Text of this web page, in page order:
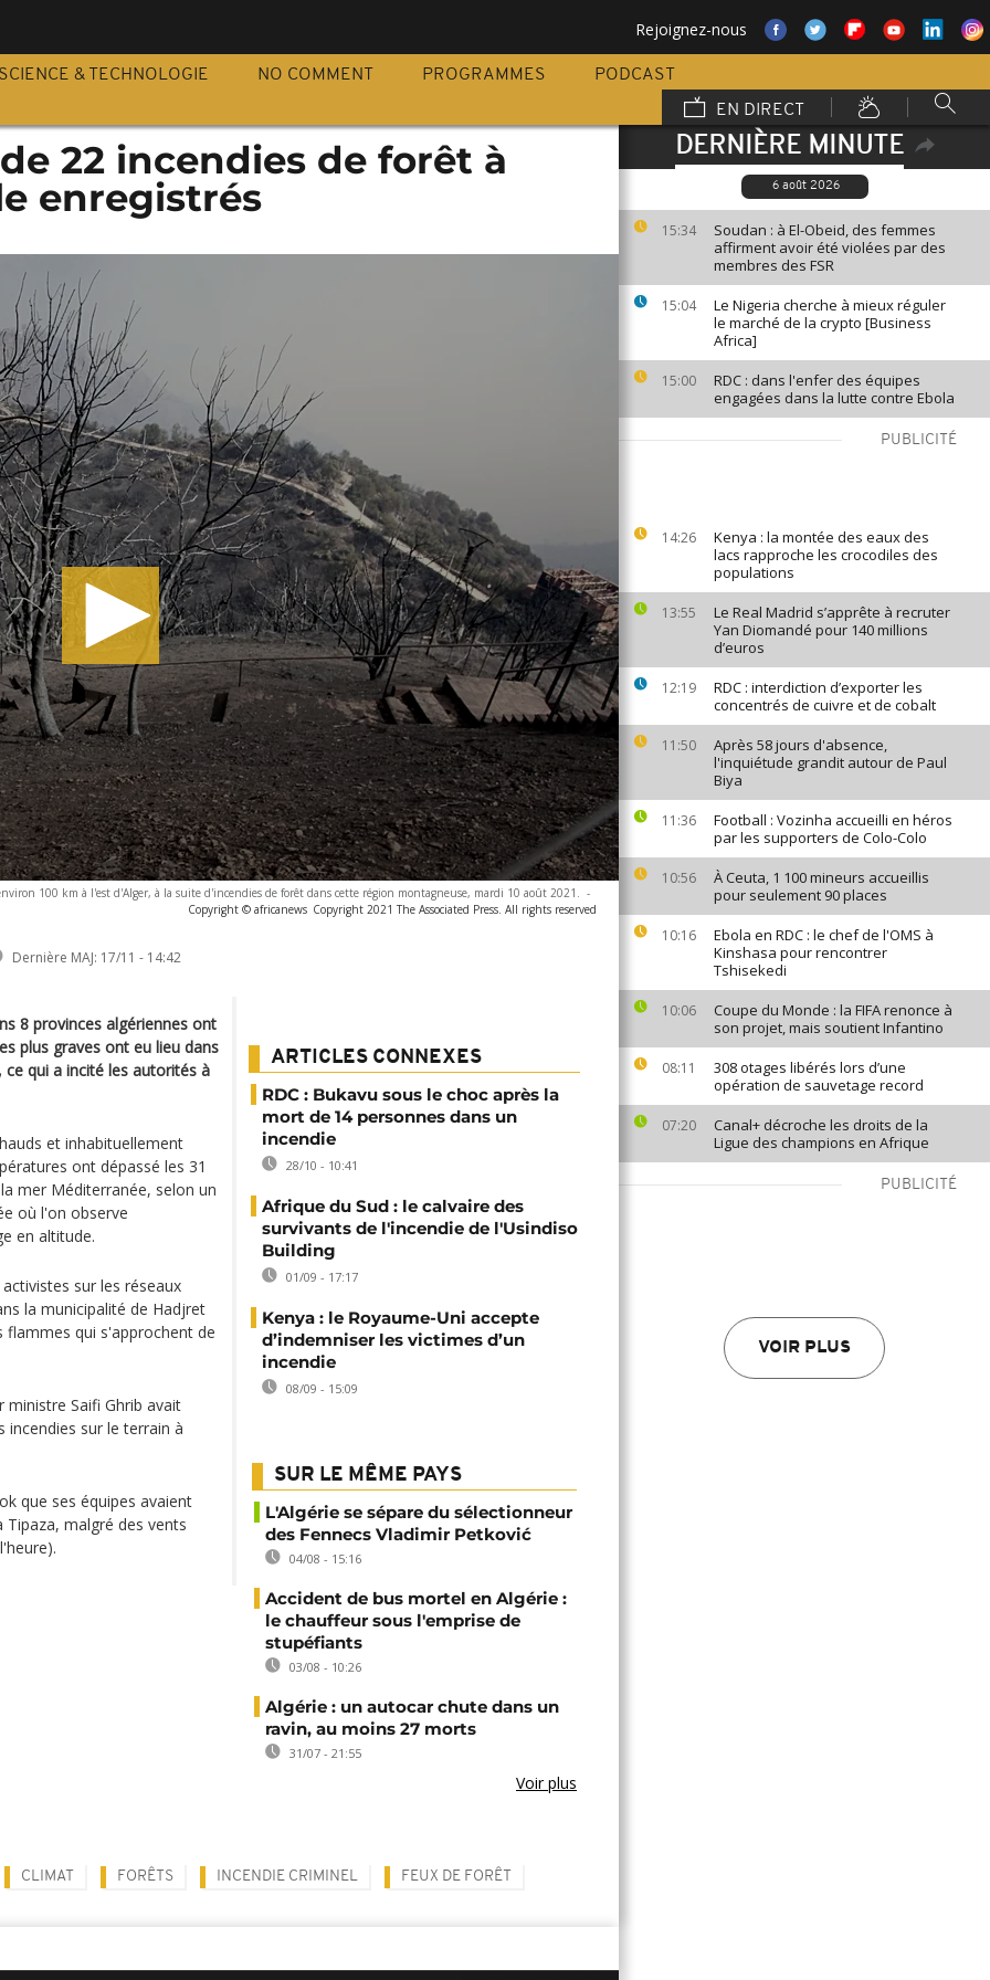
Rejoignez-nous
SCIENCE & TECHNOLOGIE NO COMMENT PROGRAMMES
PODCAST
EN DIRECT
DERNIÈRE MINUTE
6 août 2026
15:34
Soudan : à El-Obeid, des femmes
affirment avoir été violées par des
membres des FSR
15:04
Le Nigeria cherche à mieux réguler
le marché de la crypto [Business
Africa]
15:00
RDC : dans l'enfer des équipes
engagées dans la lutte contre Ebola
PUBLICITÉ
14:26
Kenya : la montée des eaux des
lacs rapproche les crocodiles des
populations
13:55
Le Real Madrid s’apprête à recruter
Yan Diomandé pour 140 millions
d’euros
12:19
RDC : interdiction d’exporter les
concentrés de cuivre et de cobalt
11:50
Après 58 jours d'absence,
l'inquiétude grandit autour de Paul
Biya
11:36
Football : Vozinha accueilli en héros
par les supporters de Colo-Colo
10:56
À Ceuta, 1 100 mineurs accueillis
pour seulement 90 places
10:16
Ebola en RDC : le chef de l'OMS à
Kinshasa pour rencontrer
Tshisekedi
10:06
Coupe du Monde : la FIFA renonce à
son projet, mais soutient Infantino
08:11
308 otages libérés lors d’une
opération de sauvetage record
07:20
Canal+ décroche les droits de la
Ligue des champions en Afrique
PUBLICITÉ
VOIR PLUS
22 incendies de forêt à
enregistrés
100 km à l'est d'Alger, à la suite d'incendies de forêt dans cette région montagneuse, mardi 10 août 2021. -
Copyright © africanews Copyright 2021 The Associated Press. All rights reserved
Dernière MAJ: 17/11 - 14:42
8 provinces algériennes ont
plus graves ont eu lieu dans
qui a incité les autorités à
et inhabituellement
ont dépassé les 31
mer Méditerranée, selon un
où l'on observe
en altitude.
sur les réseaux
la municipalité de Hadjret
flammes qui s'approchent de
ministre Saifi Ghrib avait
sur le terrain à
que ses équipes avaient
malgré des vents
ARTICLES CONNEXES
RDC : Bukavu sous le choc après la
mort de 14 personnes dans un
incendie
28/10 - 10:41
Afrique du Sud : le calvaire des
survivants de l'incendie de l'Usindiso
Building
01/09 - 17:17
Kenya : le Royaume-Uni accepte
d’indemniser les victimes d’un
incendie
08/09 - 15:09
SUR LE MÊME PAYS
L'Algérie se sépare du sélectionneur
des Fennecs Vladimir Petković
04/08 - 15:16
Accident de bus mortel en Algérie :
le chauffeur sous l'emprise de
stupéfiants
03/08 - 10:26
Algérie : un autocar chute dans un
ravin, au moins 27 morts
31/07 - 21:55
Voir plus
CLIMAT FORÊTS INCENDIE CRIMINEL FEUX DE FORÊT